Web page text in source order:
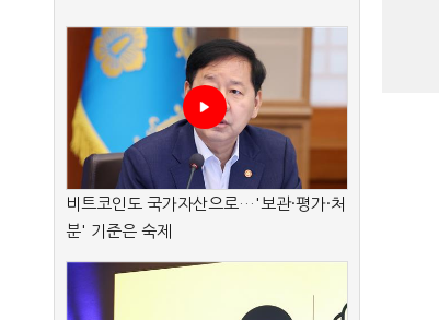
비트코인도 국가자산으로…'보관·평가·처
분' 기준은 숙제